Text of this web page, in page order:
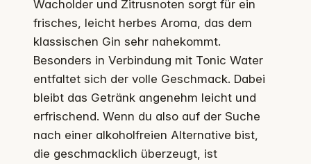
Wacholder und Zitrusnoten sorgt für ein
frisches, leicht herbes Aroma, das dem
klassischen Gin sehr nahekommt.
Besonders in Verbindung mit Tonic Water
entfaltet sich der volle Geschmack. Dabei
bleibt das Getränk angenehm leicht und
erfrischend. Wenn du also auf der Suche
nach einer alkoholfreien Alternative bist,
die geschmacklich überzeugt, ist